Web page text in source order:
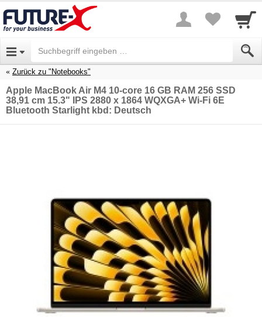
Zurück zu "Notebooks"
Apple MacBook Air M4 10-core 16 GB RAM 256 SSD
38,91 cm 15.3" IPS 2880 x 1864 WQXGA+ Wi-Fi 6E
Bluetooth Starlight kbd: Deutsch